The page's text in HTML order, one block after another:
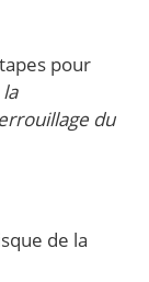
pour
du
de la